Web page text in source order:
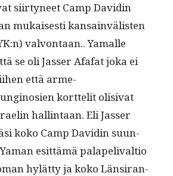
siir­tyneet Camp Davidin
mukaises­ti kan­sain­välis­ten
valvon­taan.. Yamalle
se oli Jass­er Afafat joka ei
että arme­
kort­telit oli­si­vat
hallintaan. Eli Jass­er
koko Camp Davidin suun­
esit­tämä palape­li­v­al­tio
hylät­ty ja koko Län­sir­an­